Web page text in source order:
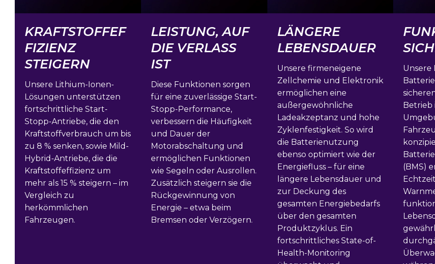
KRAFTSTOFFEF
FIZIENZ
STEIGERN
Unsere Lithium-Ionen-
Lösungen unterstützen
fortschrittliche Start-
Stopp-Antriebe, die den
Kraftstoffverbrauch um bis
zu 8 % senken, sowie Mild-
Hybrid-Antriebe, die die
Kraftstoffeffizienz um
mehr als 15 % steigern – im
Vergleich zu
herkömmlichen
Fahrzeugen.
LEISTUNG, AUF
DIE VERLASS
IST
Diese Funktionen sorgen
für eine zuverlässige Start-
Stopp-Performance,
verbessern die Häufigkeit
und Dauer der
Motorabschaltung und
ermöglichen Funktionen
wie Segeln oder Ausrollen.
Zusätzlich steigern sie die
Rückgewinnung von
Energie – etwa beim
Bremsen oder Verzögern.
LÄNGERE
LEBENSDAUER
Unsere firmeneigene
Zellchemie und Elektronik
ermöglichen eine
außergewöhnliche
Ladeakzeptanz und hohe
Zyklenfestigkeit. So wird
die Batterienutzung
ebenso optimiert wie der
Energiefluss – für eine
längere Lebensdauer und
zur Deckung des
gesamten Energiebedarfs
über den gesamten
Produktzyklus. Ein
fortschrittliches State-of-
Health-Monitoring
Unsere
Betrieb
(BMS)